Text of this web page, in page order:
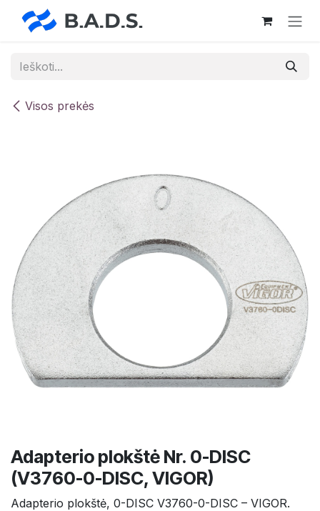
Skip to Content
Visos prekės
Adapterio plokštė Nr. 0-DISC
(V3760-0-DISC, VIGOR)
Adapterio plokštė, 0-DISC V3760-0-DISC – VIGOR.